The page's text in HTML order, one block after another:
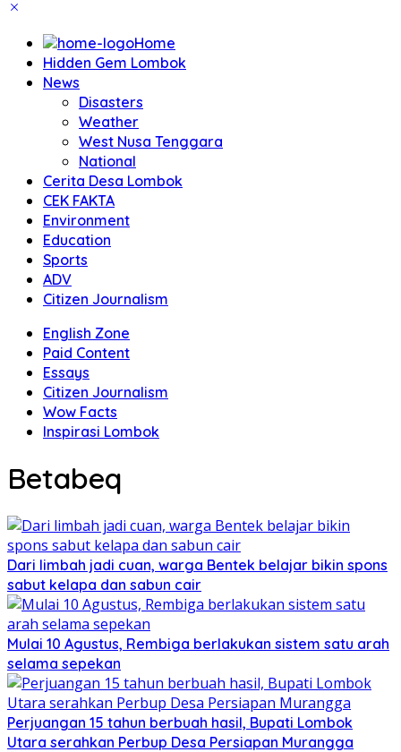
Home
Hidden Gem Lombok
News
Disasters
Weather
West Nusa Tenggara
National
Cerita Desa Lombok
CEK FAKTA
Environment
Education
Sports
ADV
Citizen Journalism
English Zone
Paid Content
Essays
Citizen Journalism
Wow Facts
Inspirasi Lombok
Betabeq
Dari limbah jadi cuan, warga Bentek belajar bikin spons
sabut kelapa dan sabun cair
Mulai 10 Agustus, Rembiga berlakukan sistem satu arah
selama sepekan
Perjuangan 15 tahun berbuah hasil, Bupati Lombok
Utara serahkan Perbup Desa Persiapan Murangga